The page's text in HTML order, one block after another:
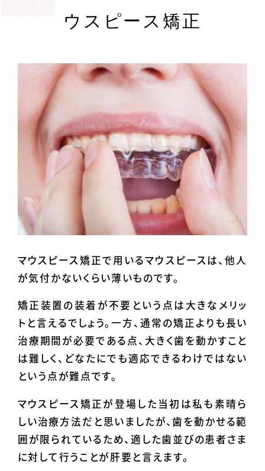
ウスピース矯正
マウスピース矯正で用いるマウスピースは、他人
が気付かないくらい薄いものです。
矯正装置の装着が不要という点は大きなメリッ
トと言えるでしょう。一方、通常の矯正よりも長い
治療期間が必要である点、大きく歯を動かすこと
は難しく、どなたにでも適応できるわけではない
という点が難点です。
マウスピース矯正が登場した当初は私も素晴ら
しい治療方法だと思いましたが、歯を動かせる範
囲が限られているため、適した歯並びの患者さま
に対して行うことが肝要と言えます。